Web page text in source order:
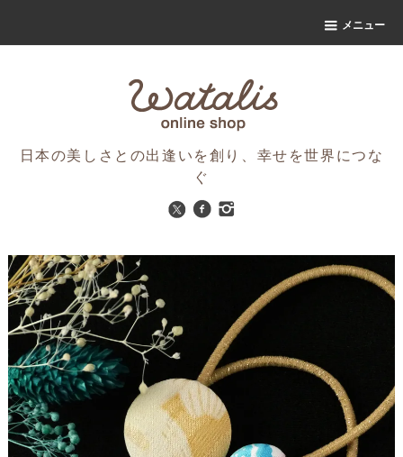
メニュー
日本の美しさとの出逢いを創り、幸せを世界につな
ぐ